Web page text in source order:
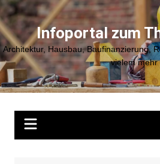
Zum
Inhalt
springenInfoportal zum
Architektur, Hausbau, Baufinanzierung,
vielem mehr